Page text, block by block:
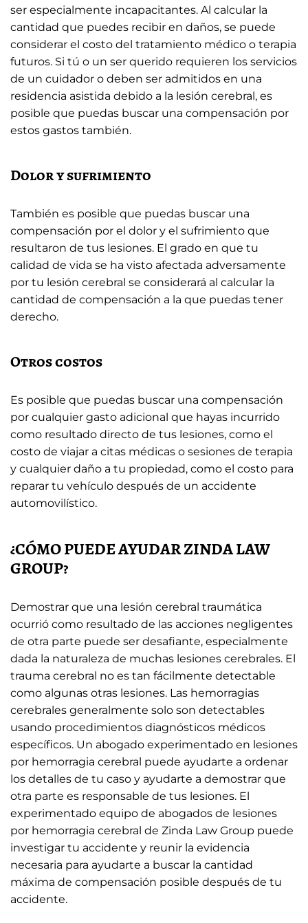
ser especialmente incapacitantes. Al calcular la
cantidad que puedes recibir en daños, se puede
considerar el costo del tratamiento médico o terapia
futuros. Si tú o un ser querido requieren los servicios
de un cuidador o deben ser admitidos en una
residencia asistida debido a la lesión cerebral, es
posible que puedas buscar una compensación por
estos gastos también.
Dolor y sufrimiento
También es posible que puedas buscar una
compensación por el dolor y el sufrimiento que
resultaron de tus lesiones. El grado en que tu
calidad de vida se ha visto afectada adversamente
por tu lesión cerebral se considerará al calcular la
cantidad de compensación a la que puedas tener
derecho.
Otros costos
Es posible que puedas buscar una compensación
por cualquier gasto adicional que hayas incurrido
como resultado directo de tus lesiones, como el
costo de viajar a citas médicas o sesiones de terapia
y cualquier daño a tu propiedad, como el costo para
reparar tu vehículo después de un accidente
automovilístico.
¿CÓMO PUEDE AYUDAR ZINDA LAW
GROUP?
Demostrar que una lesión cerebral traumática
ocurrió como resultado de las acciones negligentes
de otra parte puede ser desafiante, especialmente
dada la naturaleza de muchas lesiones cerebrales. El
trauma cerebral no es tan fácilmente detectable
como algunas otras lesiones. Las hemorragias
cerebrales generalmente solo son detectables
usando procedimientos diagnósticos médicos
específicos. Un abogado experimentado en lesiones
por hemorragia cerebral puede ayudarte a ordenar
los detalles de tu caso y ayudarte a demostrar que
otra parte es responsable de tus lesiones. El
experimentado equipo de abogados de lesiones
por hemorragia cerebral de Zinda Law Group puede
investigar tu accidente y reunir la evidencia
necesaria para ayudarte a buscar la cantidad
máxima de compensación posible después de tu
accidente.